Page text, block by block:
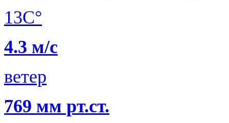
13C°
4.3 м/с
ветер
769 мм рт.ст.